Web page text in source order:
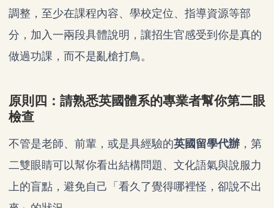
調整，至少在課程內容、學校定位、指導資源等部
分，加入一兩段具體說明，讓招生官感受到你是真的
做過功課，而不是亂槍打鳥。
原則四：請熟悉英國體系的專業者幫你第二眼
檢查
不管是老師、前輩，或是具經驗的英國留學代辦 ，第
二雙眼睛可以幫你看出結構問題、文化語氣與說服力
上的盲點，避免自己「看久了覺得哪裡怪，卻說不出